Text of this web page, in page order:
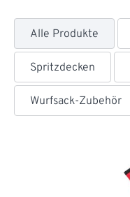
Alle Produkte
Spritzdecken
Wurfsack-Zubehör